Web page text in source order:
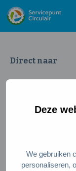
Deze
We gebruiken
personaliseren,
Direct naar
Wat is een
Meedoen als
Circulaire
Wie zijn wij?